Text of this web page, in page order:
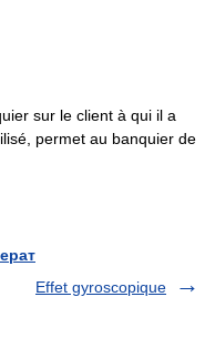
sur le client à qui il a
permet au banquier de
Effet gyroscopique